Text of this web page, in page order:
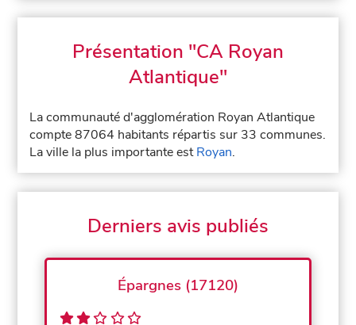
Présentation "CA Royan
Atlantique"
La communauté d'agglomération Royan Atlantique
compte 87064 habitants répartis sur 33 communes.
La ville la plus importante estRoyan.
Derniers avis publiés
Épargnes (17120)